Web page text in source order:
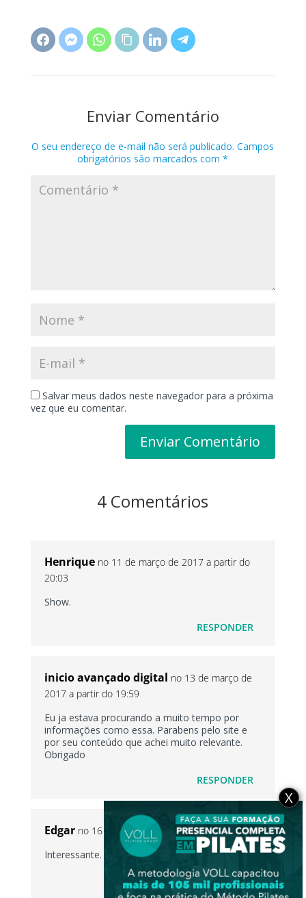
Enviar Comentário
O seu endereço de e-mail não será publicado. Campos
obrigatórios são marcados com*
Salvar meus dados neste navegador para a próxima
vez que eu comentar.
4 Comentários
Henrique no 11 de março de 2017 a partir do
20:03
Show.
RESPONDER
inicio avançado digital no 13 de março de
2017 a partir do 19:59
Eu ja estava procurando a muito tempo por
informações como essa. Parabens pelo site e
por seu conteúdo que achei muito relevante.
Obrigado
RESPONDER
Edgar no 16 de março de 2017 a partir do 01:49
Interessante.
RESPONDER
X